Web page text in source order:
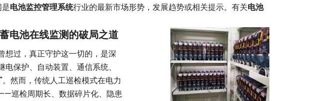
电池监控管理系统行业的最新市场形势，发展趋势或相关提示。有关电池
电池在线监测的破局之道
想过，真正守护这一切的，是深
保护、自动装置、通信系统、
然而，传统人工巡检模式在电力
巡检周期长、数据碎片化、隐患